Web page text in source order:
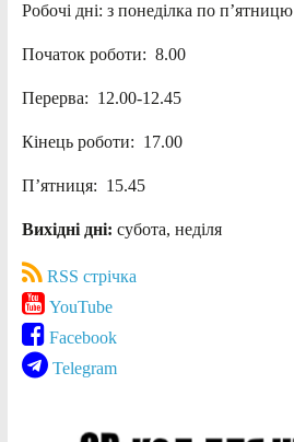
Робочі дні: з понеділка по п’ятницю
Початок роботи: 8.00
Перерва: 12.00-12.45
Кінець роботи: 17.00
П’ятниця: 15.45
Вихідні дні: субота, неділя
RSS стрічка
YouTube
Facebook
Telegram